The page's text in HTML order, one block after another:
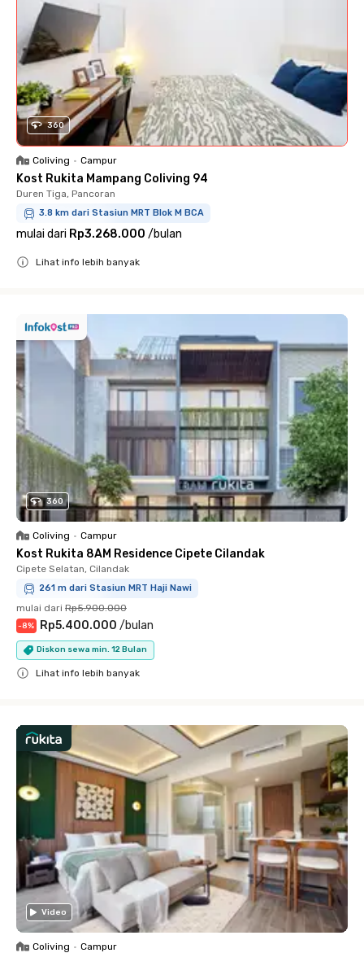
360
Coliving • Campur
Kost Rukita Mampang Coliving 94
Duren Tiga, Pancoran
3.8 km dari Stasiun MRT Blok M BCA
mulai dari Rp3.268.000 /bulan
Lihat info lebih banyak
360
Coliving • Campur
Kost Rukita 8AM Residence Cipete Cilandak
Cipete Selatan, Cilandak
261 m dari Stasiun MRT Haji Nawi
mulai dari Rp5.900.000
-8% Rp5.400.000 /bulan
Diskon sewa min. 12 Bulan
Lihat info lebih banyak
Video
Coliving • Campur